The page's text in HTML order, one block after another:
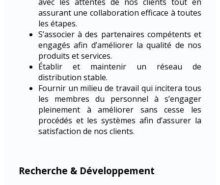
assurant une collaboration efficace à toutes
les étapes.
S’associer à des partenaires compétents et
engagés afin d’améliorer la qualité de nos
produits et services.
Établir et maintenir un réseau de
distribution stable.
Fournir un milieu de travail qui incitera tous
les membres du personnel à s’engager
pleinement à améliorer sans cesse les
procédés et les systèmes afin d’assurer la
satisfaction de nos clients.
Recherche & Développement